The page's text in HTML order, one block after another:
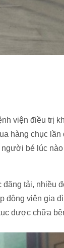
viện điều trị
hàng chục lần
người bé lúc nào
đăng tải, nhiều
động viên gia
được chữa